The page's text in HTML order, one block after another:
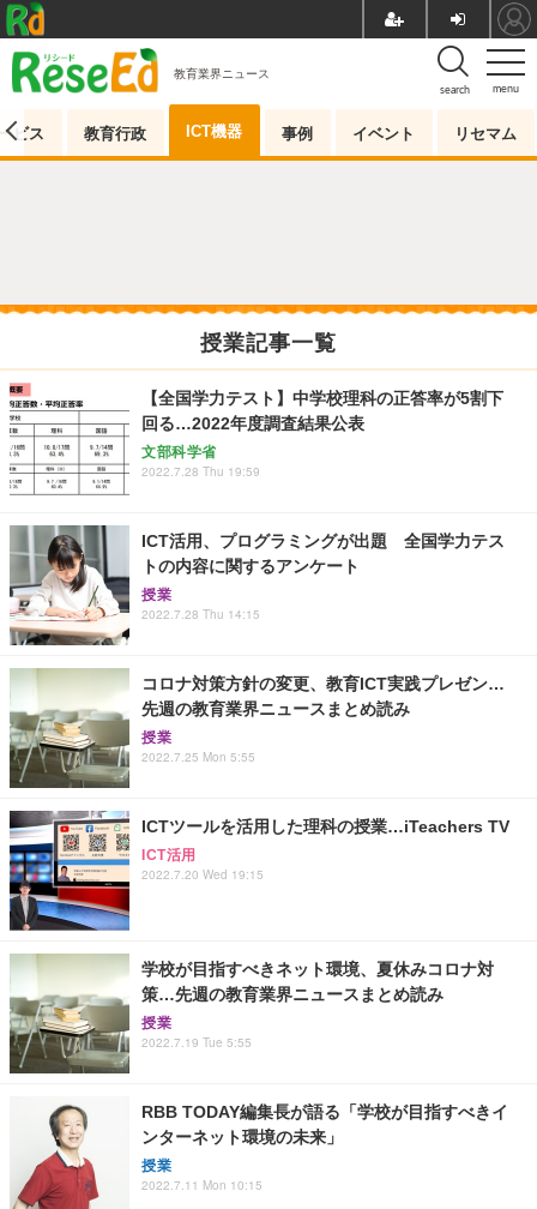
menu
search
教育業界ニュース
ビス 教育行政 ICT機器 事例 イベント リセマム
授業記事一覧
【全国学力テスト】中学校理科の正答率が5割下
回る…2022年度調査結果公表
文部科学省
2022.7.28 Thu 19:59
ICT活用、プログラミングが出題 全国学力テス
トの内容に関するアンケート
授業
2022.7.28 Thu 14:15
コロナ対策方針の変更、教育ICT実践プレゼン…
先週の教育業界ニュースまとめ読み
授業
2022.7.25 Mon 5:55
ICTツールを活用した理科の授業…iTeachers TV
ICT活用
2022.7.20 Wed 19:15
学校が目指すべきネット環境、夏休みコロナ対
策…先週の教育業界ニュースまとめ読み
授業
2022.7.19 Tue 5:55
RBB TODAY編集長が語る「学校が目指すべきイ
ンターネット環境の未来」
授業
2022.7.11 Mon 10:15